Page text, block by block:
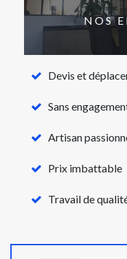
NOS
Devis et
Sans
Artisan
Prix imbattable
Travail de